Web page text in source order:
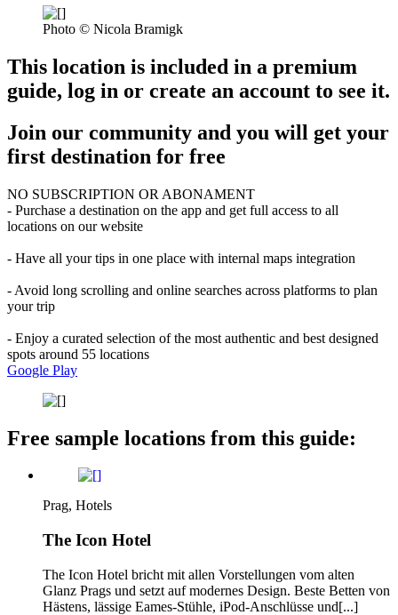
Photo © Nicola Bramigk
This location is included in a premium
guide, log in or create an account to see it.
Join our community and you will get your
first destination for free
NO SUBSCRIPTION OR ABONAMENT
- Purchase a destination on the app and get full access to all
locations on our website
- Have all your tips in one place with internal maps integration
- Avoid long scrolling and online searches across platforms to plan
your trip
- Enjoy a curated selection of the most authentic and best designed
spots around 55 locations
Google Play
Free sample locations from this guide:
Prag, Hotels
The Icon Hotel
The Icon Hotel bricht mit allen Vorstellungen vom alten
Glanz Prags und setzt auf modernes Design. Beste Betten von
Hästens, lässige Eames-Stühle, iPod-Anschlüsse und[...]